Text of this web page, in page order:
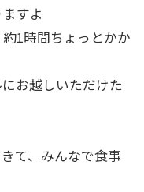
すよ
1時間ちょっとかか
お越しいただけた
て、みんなで食事